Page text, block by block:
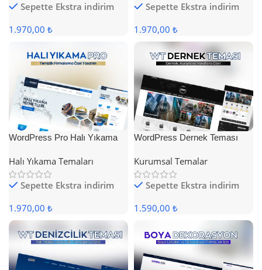
Sepette Ekstra indirim
1.970,00 ₺
Sepette Ekstra indirim
1.970,00 ₺
WordPress Pro Halı Yıkama
Halı Yıkama Temaları
Sepette Ekstra indirim
1.970,00 ₺
WordPress Dernek Teması
Kurumsal Temalar
Sepette Ekstra indirim
1.590,00 ₺